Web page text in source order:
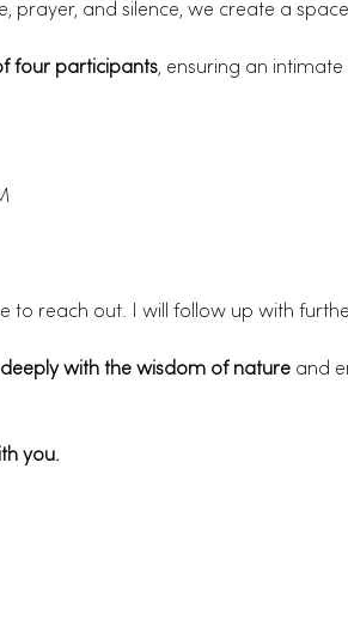
prayer, and silence, we create a
four participants, ensuring an
to reach out. I will follow up with
with the wisdom of nature and
you.